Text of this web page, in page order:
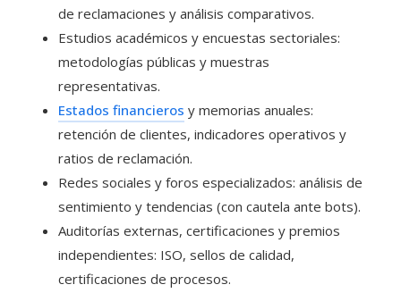
de reclamaciones y análisis comparativos.
Estudios académicos y encuestas sectoriales:
metodologías públicas y muestras
representativas.
Estados financieros y memorias anuales:
retención de clientes, indicadores operativos y
ratios de reclamación.
Redes sociales y foros especializados: análisis de
sentimiento y tendencias (con cautela ante bots).
Auditorías externas, certificaciones y premios
independientes: ISO, sellos de calidad,
certificaciones de procesos.